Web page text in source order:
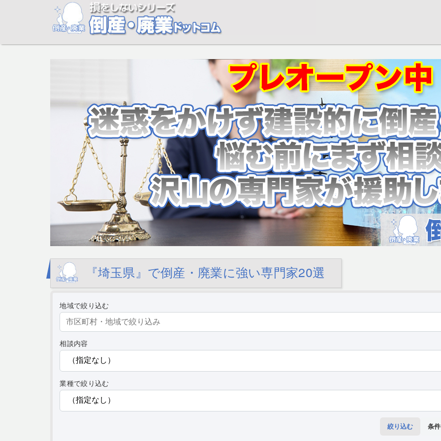
『埼玉県』で倒産・廃業に強い専門家20選
地域で絞り込む
相談内容
業種で絞り込む
絞り込む 条